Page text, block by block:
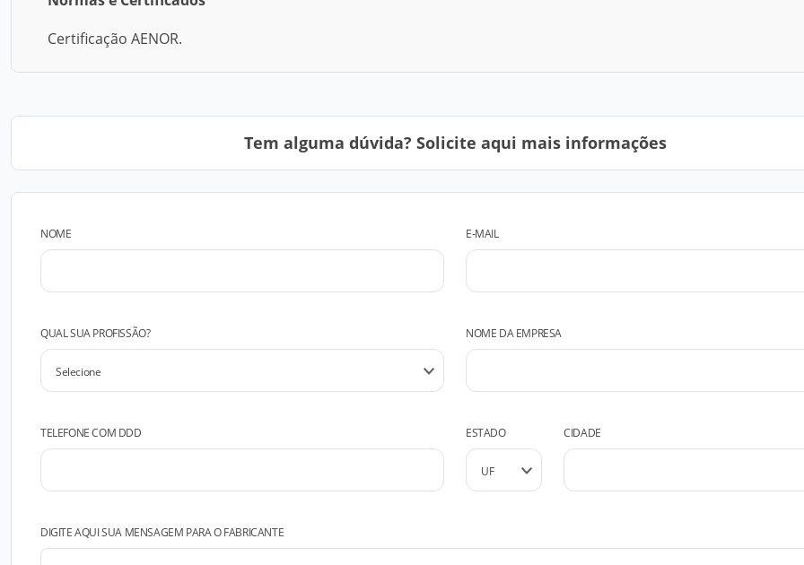
Certificação AENOR.
Tem alguma dúvida? Solicite aqui mais informações
NOME E-MAIL
QUAL SUA PROFISSÃO? NOME DA EMPRESA
TELEFONE COM DDD ESTADO CIDADE
DIGITE AQUI SUA MENSAGEM PARA O FABRICANTE